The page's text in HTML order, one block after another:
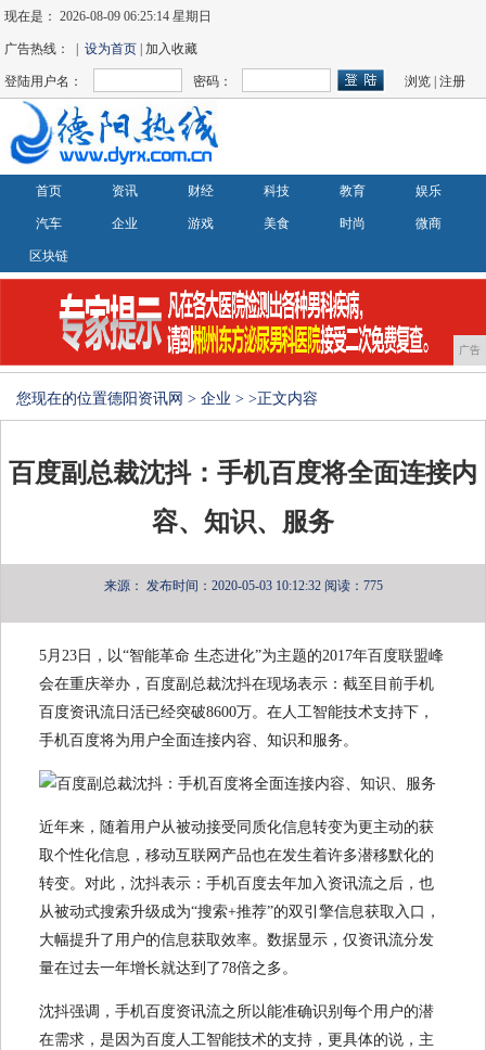
现在是：2026-08-09 06:25:15 星期日
广告热线： |设为首页 | 加入收藏
登陆用户名： 密码： 浏览 |注册
首页 资讯 财经 科技 教育 娱乐
汽车 企业 游戏 美食 时尚 微商
区块链
广告
您现在的位置德阳资讯网 > 企业 > >正文内容
百度副总裁沈抖：手机百度将全面连接内
容、知识、服务
来源： 发布时间：2020-05-03 10:12:32 阅读：775
5月23日，以“智能革命 生态进化”为主题的2017年百度联盟峰
会在重庆举办，百度副总裁沈抖在现场表示：截至目前手机
百度资讯流日活已经突破8600万。在人工智能技术支持下，
手机百度将为用户全面连接内容、知识和服务。
近年来，随着用户从被动接受同质化信息转变为更主动的获
取个性化信息，移动互联网产品也在发生着许多潜移默化的
转变。对此，沈抖表示：手机百度去年加入资讯流之后，也
从被动式搜索升级成为“搜索+推荐”的双引擎信息获取入口，
大幅提升了用户的信息获取效率。数据显示，仅资讯流分发
量在过去一年增长就达到了78倍之多。
沈抖强调，手机百度资讯流之所以能准确识别每个用户的潜
在需求，是因为百度人工智能技术的支持，更具体的说，主